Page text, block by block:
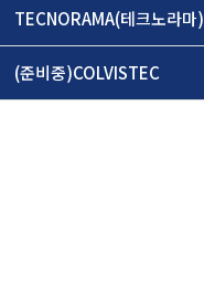
TECNORAMA(테크노라마)
(준비중)COLVISTEC